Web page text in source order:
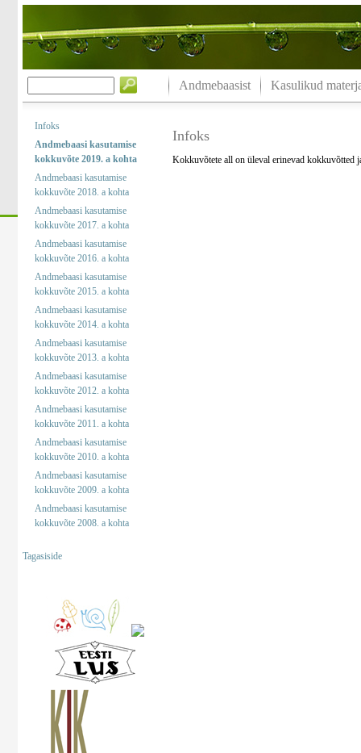
Andmebaasist Kasulikud
Infoks
Andmebaasi kasutamise
kokkuvõte 2019. a kohta
Andmebaasi kasutamise
kokkuvõte 2018. a kohta
Andmebaasi kasutamise
kokkuvõte 2017. a kohta
Andmebaasi kasutamise
kokkuvõte 2016. a kohta
Andmebaasi kasutamise
kokkuvõte 2015. a kohta
Andmebaasi kasutamise
kokkuvõte 2014. a kohta
Andmebaasi kasutamise
kokkuvõte 2013. a kohta
Andmebaasi kasutamise
kokkuvõte 2012. a kohta
Andmebaasi kasutamise
kokkuvõte 2011. a kohta
Andmebaasi kasutamise
kokkuvõte 2010. a kohta
Andmebaasi kasutamise
kokkuvõte 2009. a kohta
Andmebaasi kasutamise
kokkuvõte 2008. a kohta
Tagasiside
Infoks
Kokkuvõtete all on üleval erinevad kokkuvõtted